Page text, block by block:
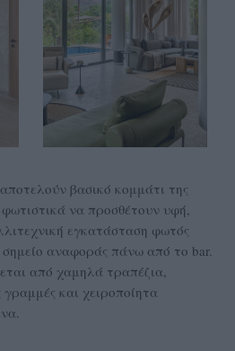
βασικό κομμάτι της
να προσθέτουν υφή,
εγκατάσταση φωτός
σημείο αναφοράς πάνω από το bar.
από χαμηλά τραπέζια,
και χειροποίητα